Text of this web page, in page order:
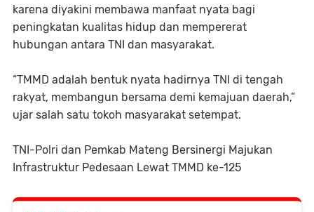
karena diyakini membawa manfaat nyata bagi
peningkatan kualitas hidup dan mempererat
hubungan antara TNI dan masyarakat.
“TMMD adalah bentuk nyata hadirnya TNI di tengah
rakyat, membangun bersama demi kemajuan daerah,”
ujar salah satu tokoh masyarakat setempat.
TNI-Polri dan Pemkab Mateng Bersinergi Majukan
Infrastruktur Pedesaan Lewat TMMD ke-125